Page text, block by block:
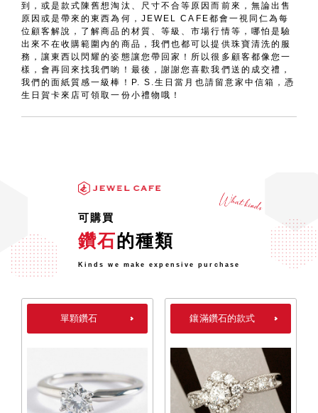
到，或是款式陳舊想淘汰、尺寸不合等原因而前來，無論出售
原因或是帶來的東西為何，JEWEL CAFE都會一視同仁為每
位顧客解說，了解商品的材質、等級、市場行情等，哪怕是驗
出來不在收購範圍內的商品，我們也都可以提供珠寶清洗的服
務，讓東西以閃耀的姿態讓您帶回家！所以很多顧客都像您一
樣，會再回來找我們喲！最後，謝謝您喜歡我們送的成交禮，
我們的面紙質感一級棒！P. S.生日當月也請留意家中信箱，憑
生日賀卡來店可領取一份小禮物哦！
可購買
鑽石的種類
Kinds we make expensive purchase
單顆鑽石 鑲滿鑽石的款式